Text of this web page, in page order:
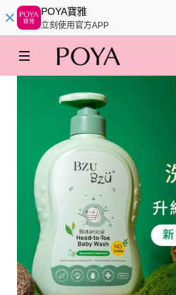
POYA寶雅
立刻使用官方APP